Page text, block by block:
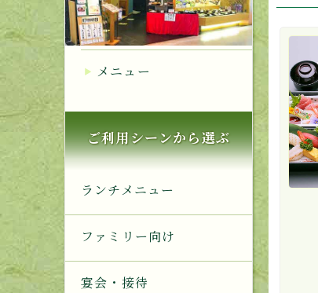
メニュー
ご利用シーンから選ぶ
ランチメニュー
ファミリー向け
宴会・接待